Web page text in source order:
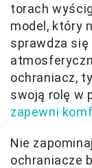
torach
model, który
sprawdza
ochraniacz,
swoją rolę w
zapewni
Nie
ochraniacze